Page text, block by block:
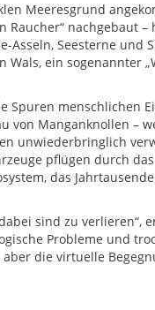
Meeresgrund
Raucher“ nachgebaut
Seesterne und
ein sogenannter
Spuren menschlichen
von Manganknollen –
unwiederbringlich
pflügen durch
das
sind zu verlieren“,
Probleme und
die virtuelle